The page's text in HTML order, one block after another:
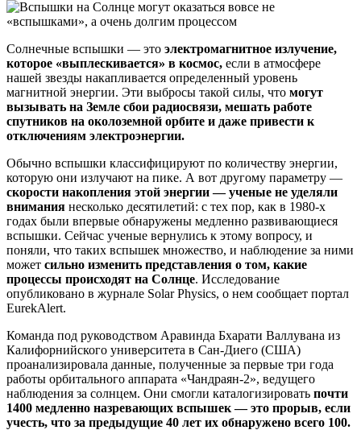
Солнечные вспышки — это электромагнитное излучение,
которое «выплескивается» в космос, если в атмосфере
нашей звезды накапливается определенный уровень
магнитной энергии. Эти выбросы такой силы, что могут
вызывать на Земле сбои радиосвязи, мешать работе
спутников на околоземной орбите и даже привести к
отключениям электроэнергии.
Обычно вспышки классифицируют по количеству энергии,
которую они излучают на пике. А вот другому параметру —
скорости накопления этой энергии — ученые не уделяли
внимания несколько десятилетий: с тех пор, как в 1980-х
годах были впервые обнаружены медленно развивающиеся
вспышки. Сейчас ученые вернулись к этому вопросу, и
поняли, что таких вспышек множество, и наблюдение за ними
может сильно изменить представления о том, какие
процессы происходят на Солнце. Исследование
опубликовано в журнале Solar Physics, о нем сообщает портал
EurekAlert.
Команда под руководством Аравинда Бхарати Валлувана из
Калифорнийского университета в Сан-Диего (США)
проанализировала данные, полученные за первые три года
работы орбитального аппарата «Чандраян-2», ведущего
наблюдения за солнцем. Они смогли каталогизировать почти
1400 медленно назревающих вспышек — это прорыв, если
учесть, что за предыдущие 40 лет их обнаружено всего 100.